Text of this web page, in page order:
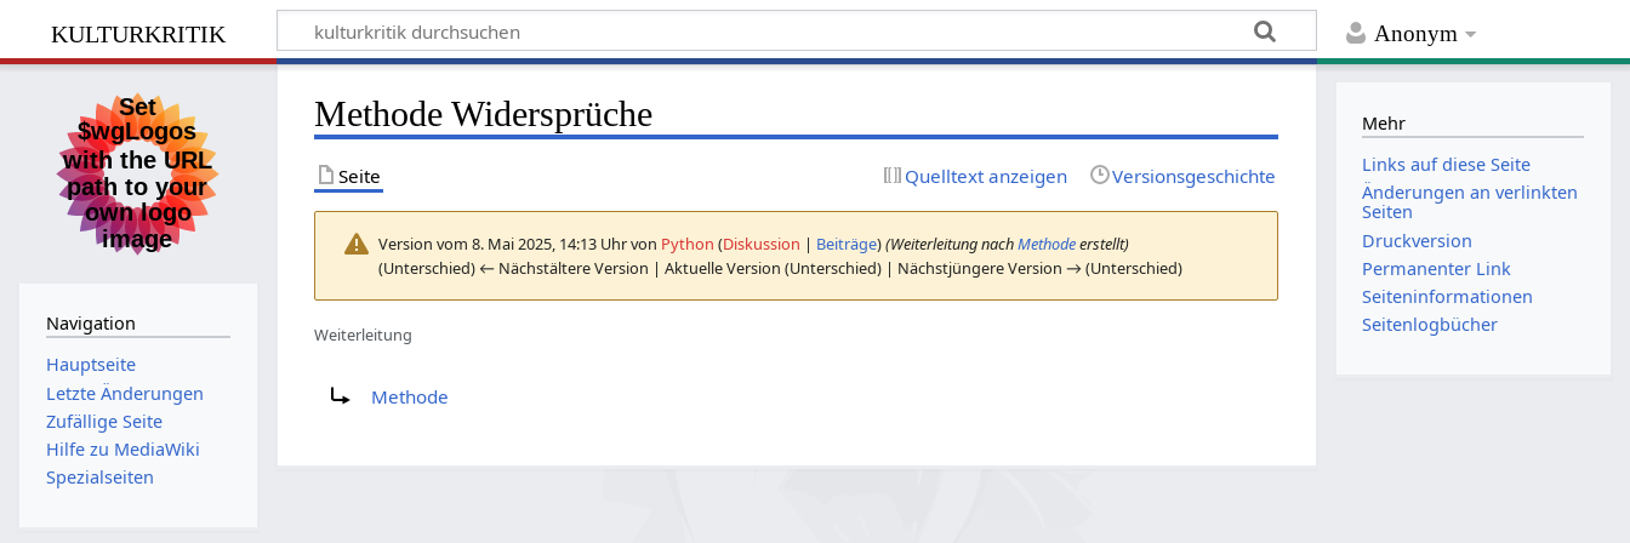
Anonym
kulturkritik
Methode Widersprüche
Seite Quelltext anzeigen Versionsgeschichte
Version vom 8. Mai 2025, 14:13 Uhr von Python (Diskussion | Beiträge)(Weiterleitung nachMethodeerstellt)
(Unterschied) ← Nächstältere Version | Aktuelle Version (Unterschied) | Nächstjüngere Version → (Unterschied)
Weiterleitung
Methode
Navigation
Hauptseite
Letzte Änderungen
Zufällige Seite
Hilfe zu MediaWiki
Spezialseiten
Mehr
Links auf diese Seite
Änderungen an verlinkten
Seiten
Druckversion
Permanenter Link
Seiten­­informationen
Seitenlogbücher